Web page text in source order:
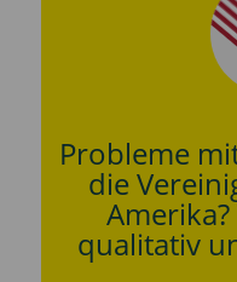
Probleme
die
qualitativ